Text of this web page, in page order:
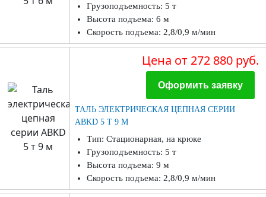
Грузоподъемность: 5 т
Высота подъема: 6 м
Скорость подъема: 2,8/0,9 м/мин
Цена от 272 880 руб.
Оформить заявку
ТАЛЬ ЭЛЕКТРИЧЕСКАЯ ЦЕПНАЯ СЕРИИ
ABKD 5 Т 9 М
Тип: Стационарная, на крюке
Грузоподъемность: 5 т
Высота подъема: 9 м
Скорость подъема: 2,8/0,9 м/мин